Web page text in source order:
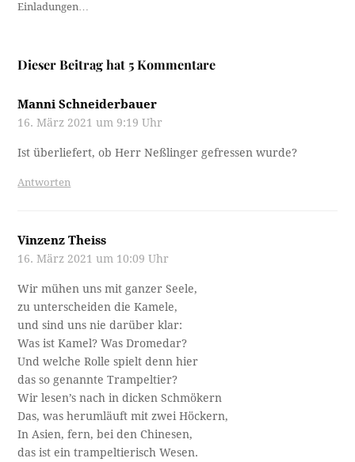
Einladungen…
Dieser Beitrag hat 5 Kommentare
Manni Schneiderbauer
16. März 2021 um 9:19 Uhr
Ist überliefert, ob Herr Neßlinger gefressen wurde?
Antworten
Vinzenz Theiss
16. März 2021 um 10:09 Uhr
Wir mühen uns mit ganzer Seele,
zu unterscheiden die Kamele,
und sind uns nie darüber klar:
Was ist Kamel? Was Dromedar?
Und welche Rolle spielt denn hier
das so genannte Trampeltier?
Wir lesen’s nach in dicken Schmökern
Das, was herumläuft mit zwei Höckern,
In Asien, fern, bei den Chinesen,
das ist ein trampeltierisch Wesen.